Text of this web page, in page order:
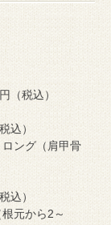
（税込）
込）
ング（肩甲骨
込）
元から2～